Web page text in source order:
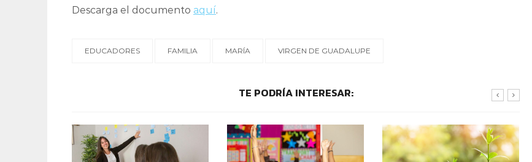
Descarga el documento aquí.
EDUCADORES FAMILIA MARÍA VIRGEN DE GUADALUPE
TE PODRÍA INTERESAR: